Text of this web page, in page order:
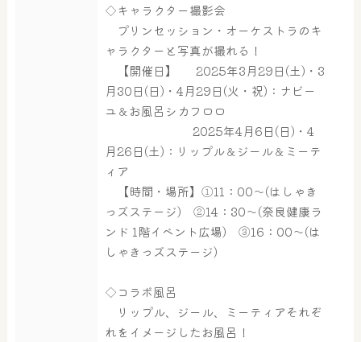
◇キャラクター撮影会
プリンセッション・オーケストラのキ
ャラクターと写真が撮れる！
【開催日】 2025年3月29日(土)・3
月30日(日)・4月29日(火・祝)：ナビー
ユ＆お風呂シカフロロ
2025年4月6日(日)・4
月26日(土)：リップル＆ジール＆ミーテ
ィア
【時間・場所】①11：00～(はしゃき
っズステージ) ②14：30～(奈良健康ラ
ンド 1階イベント広場) ③16：00～(は
しゃきっズステージ)
◇コラボ風呂
リップル、ジール、ミーティアそれぞ
れをイメージしたお風呂！